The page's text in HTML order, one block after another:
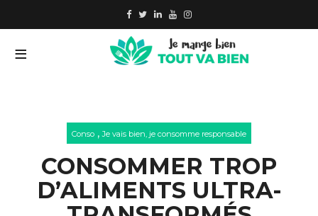
Conso ,Je vais bien, je consomme responsable
CONSOMMER TROP
D’ALIMENTS ULTRA-